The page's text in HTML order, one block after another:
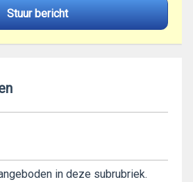
Stuur bericht
in deze subrubriek.